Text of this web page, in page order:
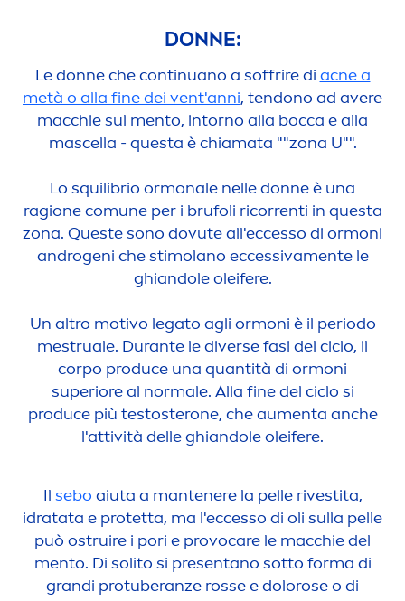
DONNE:
Le donne che continuano a soffrire di acne a
metà o alla fine dei vent'anni, tendono ad avere
macchie sul mento, intorno alla bocca e alla
mascella - questa è chiamata ""zona U"".
Lo squilibrio ormonale nelle donne è una
ragione comune per i brufoli ricorrenti in questa
zona. Queste sono dovute all'eccesso di ormoni
androgeni che stimolano eccessivamente le
ghiandole oleifere.
Un altro motivo legato agli ormoni è il periodo
mestruale. Durante le diverse fasi del ciclo, il
corpo produce una quantità di ormoni
superiore al normale. Alla fine del ciclo si
produce più testosterone, che aumenta anche
l'attività delle ghiandole oleifere.
Il sebo aiuta a mantenere la pelle rivestita,
idratata e protetta, ma l'eccesso di oli sulla pelle
può ostruire i pori e provocare le macchie del
mento. Di solito si presentano sotto forma di
grandi protuberanze rosse e doloroseo di